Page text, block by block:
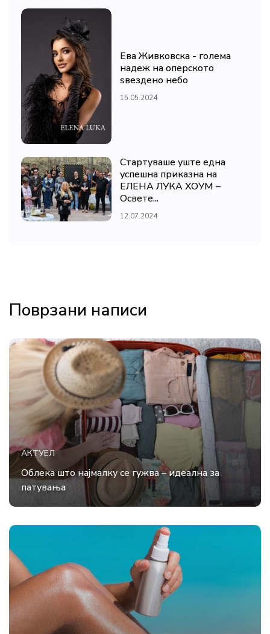
Ева Живковска - голема
надеж на оперското
ѕвездено небо
15.05.2024
Стартуваше уште една
успешна приказна на
ЕЛЕНА ЛУКА ХОУМ –
Освете...
12.07.2024
Поврзани написи
АКТУЕЛ
Облека што најмалку се гужва – идеална за
патувања